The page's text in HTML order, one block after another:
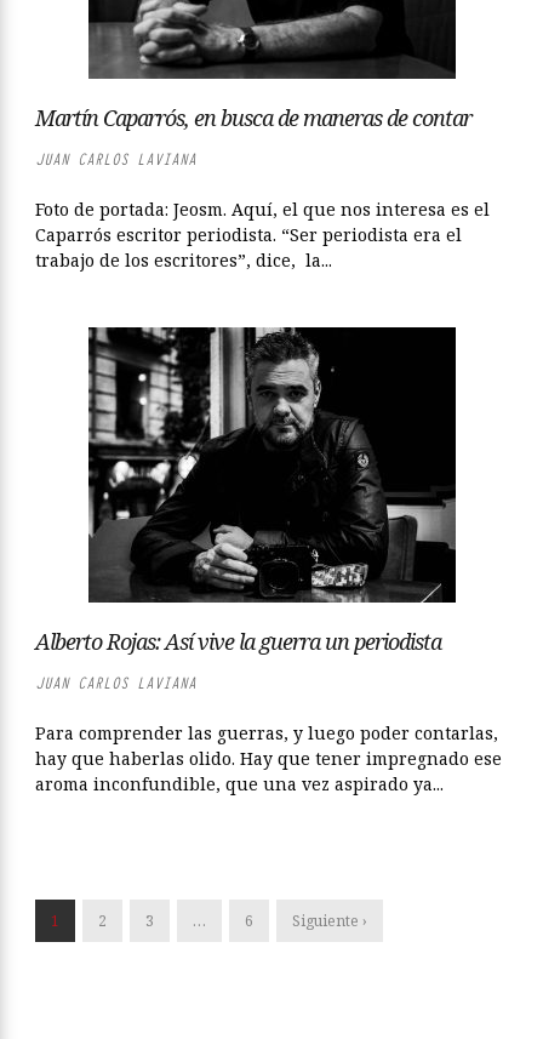
Martín Caparrós, en busca de maneras de contar
JUAN CARLOS LAVIANA
Foto de portada: Jeosm. Aquí, el que nos interesa es el
Caparrós escritor periodista. “Ser periodista era el
trabajo de los escritores”, dice, la...
Alberto Rojas: Así vive la guerra un periodista
JUAN CARLOS LAVIANA
Para comprender las guerras, y luego poder contarlas,
hay que haberlas olido. Hay que tener impregnado ese
aroma inconfundible, que una vez aspirado ya...
1 2 3 … 6 Siguiente ›